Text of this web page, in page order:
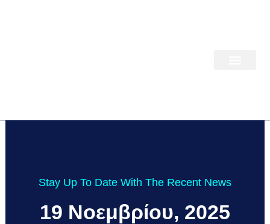
Stay Up To Date With The Recent News
19 Νοεμβρίου, 2025